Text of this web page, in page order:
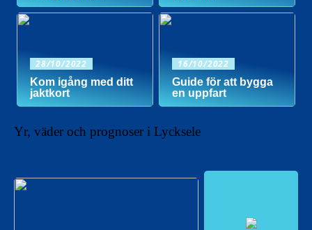
28/10/2022
Kom igång med ditt
jaktkort
16/10/2022
Guide för att bygga
en uppfart
Yr, väder och prognoser i Lycksele